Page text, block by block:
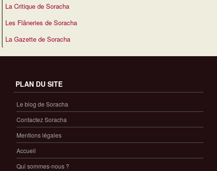
La Critique de Soracha
Les Flâneries de Soracha
La Gazette de Soracha
PLAN DU SITE
Le blog de Soracha
Contactez Soracha
Mentions légales
Accueil
Qui sommes-nous ?